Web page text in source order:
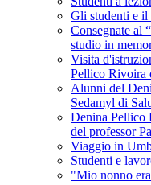
Gli studenti e
Consegnate al
studio in
Visita
Pellico Rivoira
Alunni del
Sedamyl di
Denina Pellico
del professor
Viaggio in
Studenti e
"Mio nonno